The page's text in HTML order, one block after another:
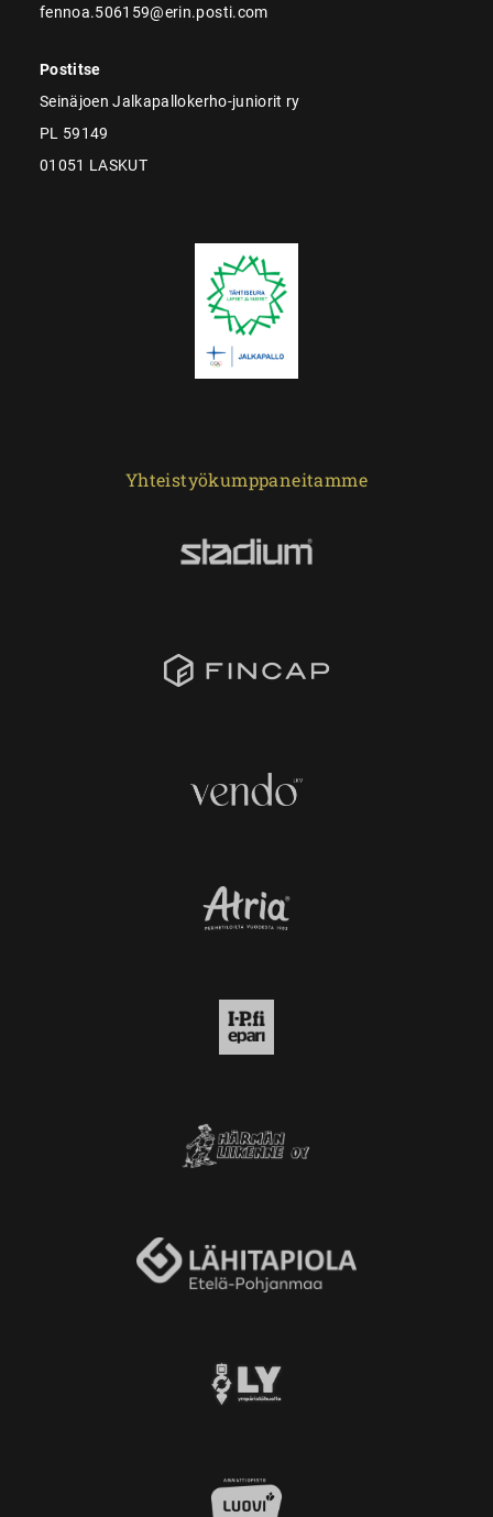
fennoa.506159@erin.posti.com
Postitse
Seinäjoen Jalkapallokerho-juniorit ry
PL 59149
01051 LASKUT
Yhteistyökumppaneitamme